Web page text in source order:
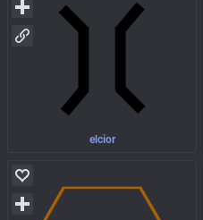
elcior